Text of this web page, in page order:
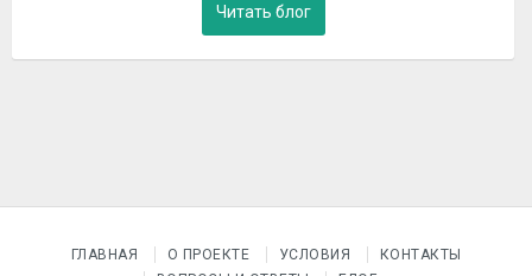
Читать блог
ГЛАВНАЯ О ПРОЕКТЕ УСЛОВИЯ
КОНТАКТЫ